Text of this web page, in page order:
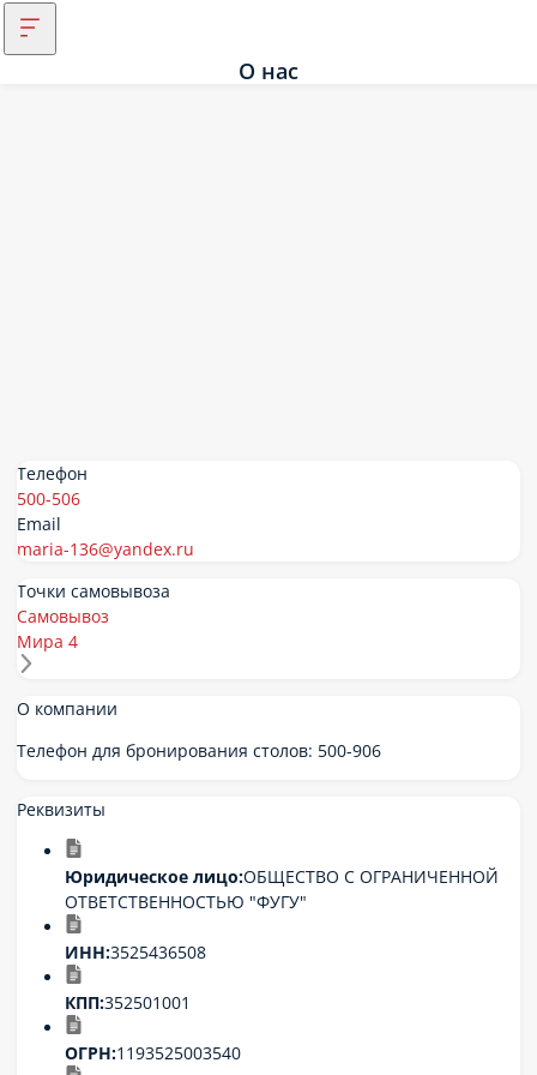
О нас
Телефон
500-506
Email
maria-136@yandex.ru
Точки самовывоза
Самовывоз
Мира 4
О компании
Телефон для бронирования столов: 500-906
Реквизиты
Юридическое лицо:ОБЩЕСТВО С ОГРАНИЧЕННОЙ
ОТВЕТСТВЕННОСТЬЮ "ФУГУ"
ИНН:3525436508
КПП:352501001
ОГРН:1193525003540